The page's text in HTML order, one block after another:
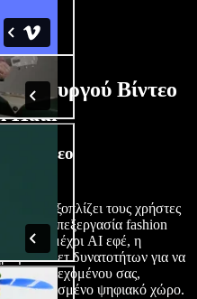
Βίντεο
Haul
Βίντεο
εξοπλίζει τους χρήστες
επεξεργασία fashion
μέχρι AI εφέ, η
σετ δυνατοτήτων για να
του περιεχομένου σας,
ήδη κορεσμένο ψηφιακό χώρο.